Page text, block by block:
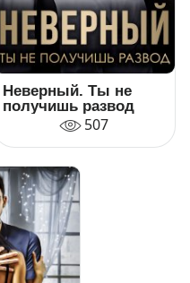
Неверный. Ты не
получишь развод
507